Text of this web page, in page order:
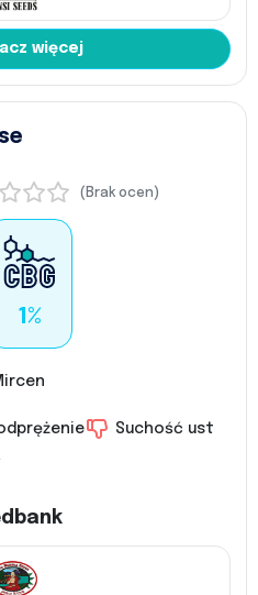
więcej
(Brak ocen)
1%
Suchość ust